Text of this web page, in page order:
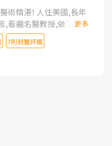
術精湛! 人住美國,長年
,看遍名醫教授,做了各種
針灸及物理徒手治療都
痛藥都效果有限,只是壓
眠嚴重影響生活品質.
才主任是頸頭症候群專
更多
7則就醫評鑑